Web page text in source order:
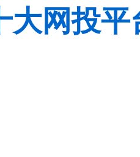
大网投平